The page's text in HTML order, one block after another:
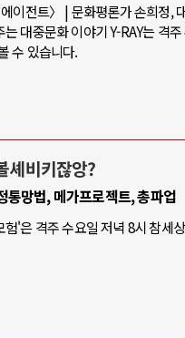
이전트〉 | 문화평론가 손희정,
대중문화 이야기 Y-RAY는 격
수 있습니다.
셰비키잖앙?
통망법, 메가프로젝트, 총파업
'은 격주 수요일 저녁 8시 참세